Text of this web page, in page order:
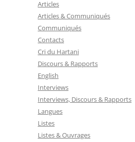
Articles
Articles & Communiqués
Communiqués
Contacts
Cri du Hartani
Discours & Rapports
English
Interviews
Interviews, Discours & Rapports
Langues
Listes
Listes & Ouvrages